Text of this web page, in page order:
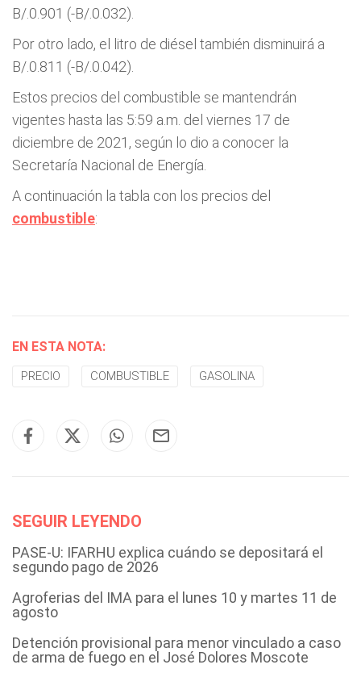
B/.0.901 (-B/.0.032).
Por otro lado, el litro de diésel también disminuirá a
B/.0.811 (-B/.0.042).
Estos precios del combustible se mantendrán
vigentes hasta las 5:59 a.m. del viernes 17 de
diciembre de 2021, según lo dio a conocer la
Secretaría Nacional de Energía.
A continuación la tabla con los precios del
combustible:
EN ESTA NOTA:
PRECIO COMBUSTIBLE GASOLINA
SEGUIR LEYENDO
PASE-U: IFARHU explica cuándo se depositará el
segundo pago de 2026
Agroferias del IMA para el lunes 10 y martes 11 de
agosto
Detención provisional para menor vinculado a caso
de arma de fuego en el José Dolores Moscote